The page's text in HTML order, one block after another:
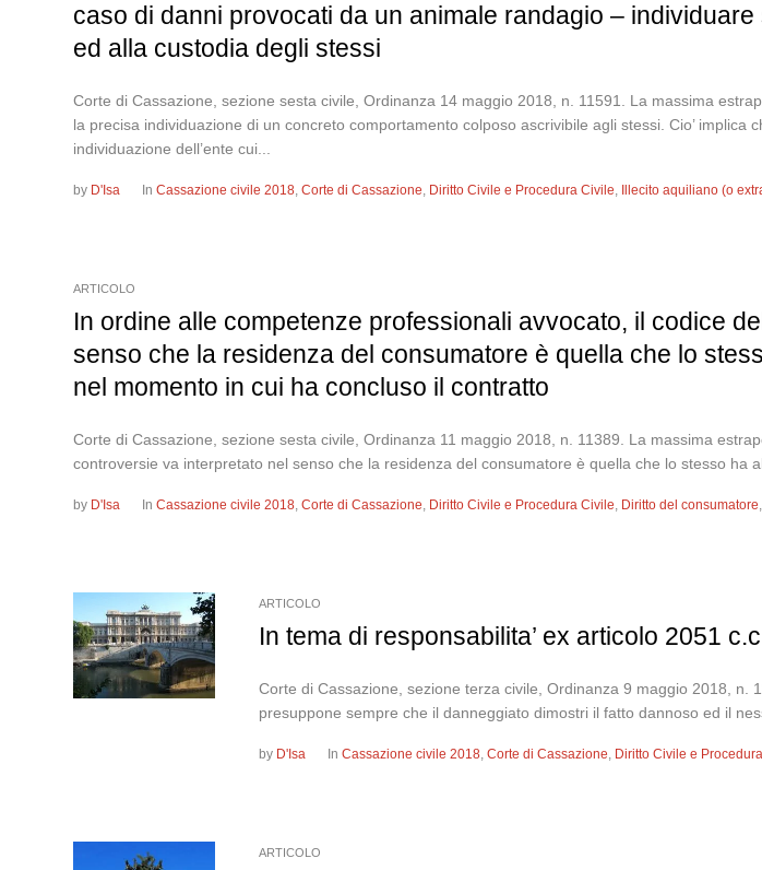
caso di danni provocati da un animale randagio –
ed alla custodia degli stessi
Corte di Cassazione, sezione sesta civile, Ordinanza 14 maggio 2018, n. 11591. La massima
la precisa individuazione di un concreto comportamento colposo ascrivibile agli stessi. Cio’
individuazione dell’ente cui...
by D'Isa InCassazione civile 2018,Corte di Cassazione, Diritto Civile e Procedura Civile, Illecito aquiliano (o
ARTICOLO
In ordine alle competenze professionali avvocato, il codice
senso che la residenza del consumatore è quella che lo
nel momento in cui ha concluso il contratto
Corte di Cassazione, sezione sesta civile, Ordinanza 11 maggio 2018, n. 11389. La massima
controversie va interpretato nel senso che la residenza del consumatore è quella che lo stesso ha
by D'Isa InCassazione civile 2018,Corte di Cassazione, Diritto Civile e Procedura Civile, Diritto del consumatore
ARTICOLO
In tema di responsabilita’ ex articolo 2051
Corte di Cassazione, sezione terza civile, Ordinanza 9 maggio 2018, n.
presuppone sempre che il danneggiato dimostri il fatto dannoso ed il
by D'Isa InCassazione civile 2018,Corte di Cassazione, Diritto Civile e
ARTICOLO